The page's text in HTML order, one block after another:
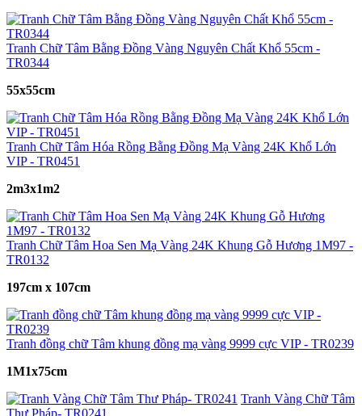
Tranh Chữ Tâm Bằng Đồng Vàng Nguyên Chất Khổ 55cm -
TR0344
55x55cm
Tranh Chữ Tâm Hóa Rồng Bằng Đồng Mạ Vàng 24K Khổ Lớn
VIP - TR0451
2m3x1m2
Tranh Chữ Tâm Hoa Sen Mạ Vàng 24K Khung Gỗ Hương 1M97 -
TR0132
197cm x 107cm
Tranh đồng chữ Tâm khung đồng mạ vàng 9999 cực VIP - TR0239
1M1x75cm
Tranh Vàng Chữ Tâm
Thư Pháp- TR0241